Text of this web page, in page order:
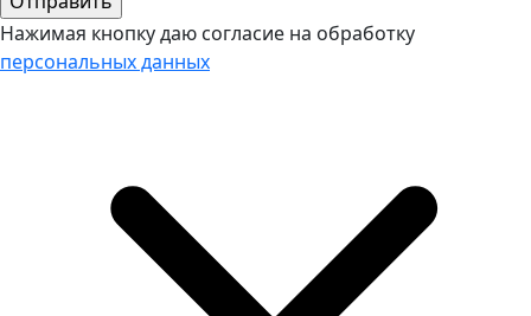
Нажимая кнопку даю согласие на обработку
персональных данных